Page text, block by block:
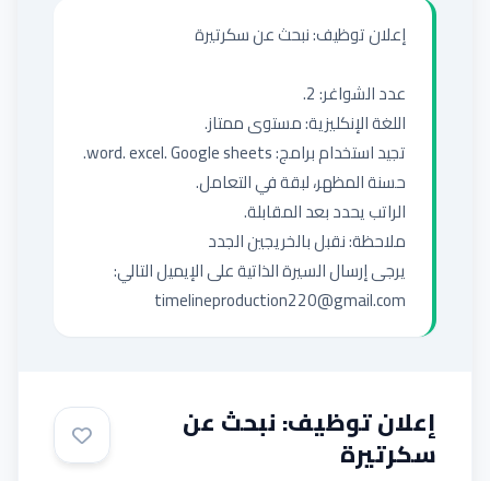
timelineproduction220@gmail.com
إعلان توظيف: نبحث عن
سكرتيرة